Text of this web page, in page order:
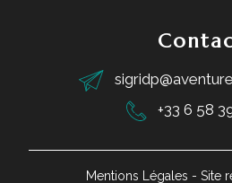
+33 6 58
Mentions Légales - Site